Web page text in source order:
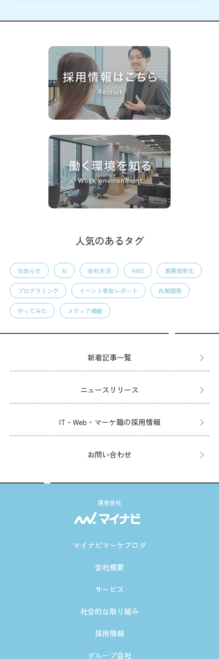
人気のあるタグ
お知らせ AI 会社生活 AWS 業務効率化
プログラミング イベント参加レポート 内製開発
やってみた メディア掲載
新着記事一覧
ニュースリリース
IT・Web・マーケ職の採用情報
お問い合わせ
運営会社
マイナビマーケブログ
会社概要
サービス
社会的な取り組み
採用情報
グループ会社